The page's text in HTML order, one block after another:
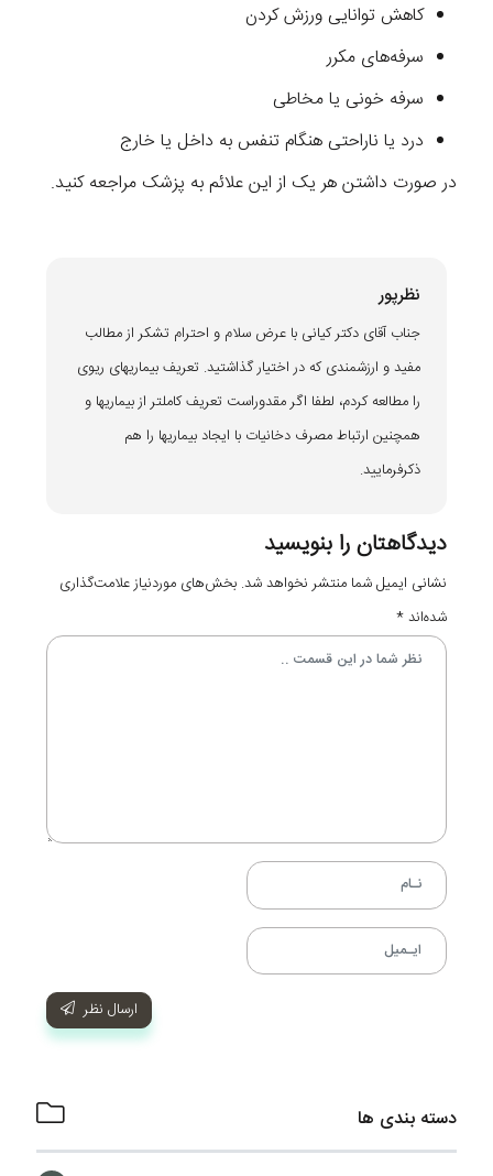
کاهش توانایی ورزش کردن
سرفه‌های مکرر
سرفه خونی یا مخاطی
درد یا ناراحتی هنگام تنفس به داخل یا خارج
در صورت داشتن هر یک از این علائم به پزشک مراجعه کنید.
نظرپور
جناب آقای دکتر کیانی با عرض سلام و احترام تشکر از مطالب
مفید و ارزشمندی که در اختیار گذاشتید. تعریف بیماریهای ریوی
را مطالعه کردم، لطفا اگر مقدوراست تعریف کاملتر از بیماریها و
همچنین ارتباط مصرف دخانیات با ایجاد بیماریها را هم
ذکرفرمایید.
دیدگاهتان را بنویسید
نشانی ایمیل شما منتشر نخواهد شد. بخش‌های موردنیاز علامت‌گذاری
شده‌اند*
ارسال نظر
دسته بندی ها